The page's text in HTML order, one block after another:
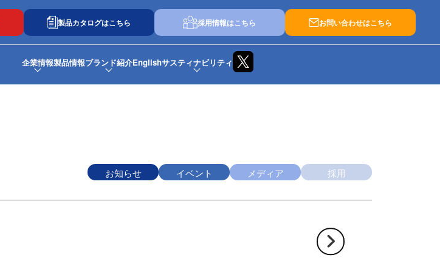
製品カタログはこちら 採用情報はこちら お問い合わせはこちら
企業情報製品情報ブランド紹介Englishサスティナビリティ
お知らせ イベント メディア 採用